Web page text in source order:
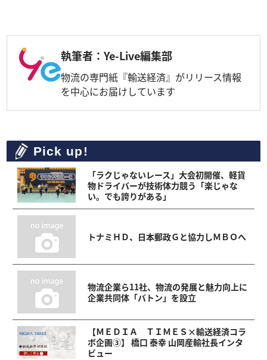
執筆者：Ye-Live編集部
物流の専門紙『輸送経済』がリリース情報
を中心にお届けしています
Pick up!
「ラクじゃないレース」大会初開催、軽貨
物ドライバーが技術体力競う「楽じゃな
い。でも誇りがある」
トナミＨＤ、日本郵政Ｇと協力しＭＢＯへ
物流企業ら11社、物流の発展と魅力向上に
企業共同体「バトン」を設立
【ＭＥＤＩＡ ＴＩＭＥＳ×輸送経済コラ
ボ企画③】 橋口 泰幸 山岡産輸社長インタ
ビュー